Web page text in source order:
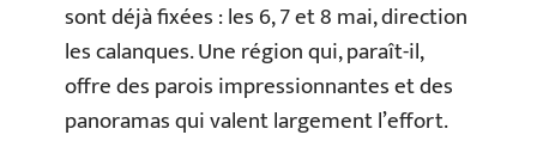
sont déjà fixées : les 6, 7 et 8 mai, direction
les calanques. Une région qui, paraît-il,
offre des parois impressionnantes et des
panoramas qui valent largement l’effort.